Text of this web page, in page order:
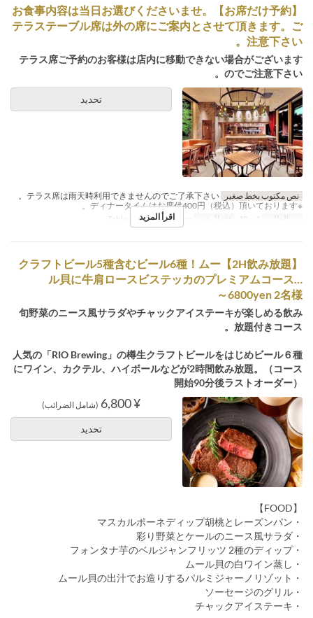
【お席だけ予約】お食事内容は当日お選びくださいませ。
テラステーブル席は外の席にご案内とさせて頂きます。ご
注意下さい。
テラス席ご予約のお客様は店内に移動できない場合がございます
のでご注意下さい。
تحديد
نص مكتوب بخط صغير
※ディナータイムはお席代400円（税込）頂いております。
حد الطلب
فئة المقعد اقرأ المزيد
【2H飲み放題】クラフトビール5種含むビール6種！ムー
ル貝に牛肩ロースビステッカのプレミアムコース…
6800yen 2名様～
旬野菜のニース風サラダやチャックアイステーキが楽しめる飲み
放題付きコース。
人気の「RIO Brewing」の樽生クラフトビールをはじめビール６種
にワイン、カクテル、ハイボールなどが2時間飲み放題。（コース
開始90分後ラストオーダー）
¥ 6,800 (شامل الضرائب)
تحديد
【FOOD】
・マスカルポーネディップ胡桃とレーズンパン
・彩り野菜とケールのニース風サラダ
・フォンタナ芋のベルジャンフリッツ 2種のディップ
・ムール貝の白ワイン蒸し
・ムール貝の出汁でお造りするパルミジャーノリゾット
・ソーセージのグリル
・チャックアイステーキ